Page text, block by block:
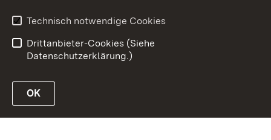
Technisch notwendige Cookies
Drittanbieter-Cookies (Siehe
Datenschutzerklärung.)
OK